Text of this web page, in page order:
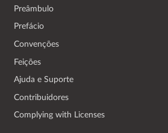
Preâmbulo
Prefácio
Convenções
Feições
Ajuda e Suporte
Contribuidores
Complying with Licenses